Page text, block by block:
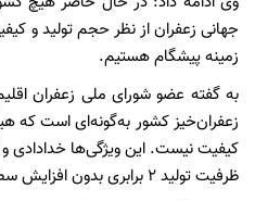
جهانی زعفران از نظر حجم تولید و
زمینه پیشگام هستیم.
به گفته عضو شورای ملی زعفران
زعفران‌خیز کشور به‌گونه‌ای است که
کیفیت نیست. این ویژگی‌ها خدادادی
ظرفیت تولید ۲ برابری بدون افزایش سطح زیر کشت